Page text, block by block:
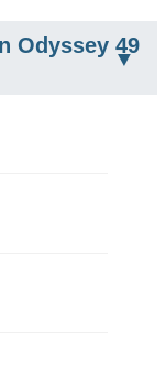
Odyssey 49